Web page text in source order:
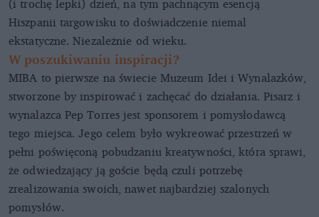
Hiszpanii targowisku to doświadczenie niemal
ekstatyczne. Niezależnie od wieku.
W poszukiwaniu inspiracji?
MIBA to pierwsze na świecie Muzeum Idei i Wynalazków,
stworzone by inspirować i zachęcać do działania. Pisarz i
wynalazca Pep Torres jest sponsorem i pomysłodawcą
tego miejsca. Jego celem było wykreować przestrzeń w
pełni poświęconą pobudzaniu kreatywności, która sprawi,
że odwiedzający ją goście będą czuli potrzebę
zrealizowania swoich, nawet najbardziej szalonych
pomysłów.